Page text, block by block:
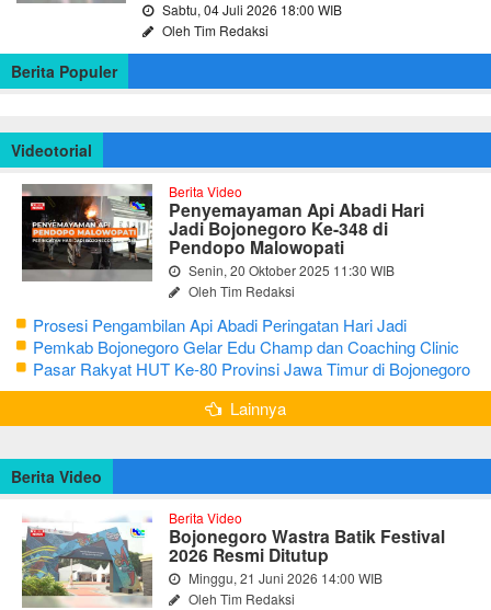
Sabtu, 04 Juli 2026 18:00 WIB
Oleh Tim Redaksi
Berita Populer
Videotorial
Berita Video
Penyemayaman Api Abadi Hari
Jadi Bojonegoro Ke-348 di
Pendopo Malowopati
Senin, 20 Oktober 2025 11:30 WIB
Oleh Tim Redaksi
Prosesi Pengambilan Api Abadi Peringatan Hari Jadi
Bojonegoro Ke-348
Pemkab Bojonegoro Gelar Edu Champ dan Coaching Clinic
Seni Reog dan Jaranan
Pasar Rakyat HUT Ke-80 Provinsi Jawa Timur di Bojonegoro
Lainnya
Berita Video
Berita Video
Bojonegoro Wastra Batik Festival
2026 Resmi Ditutup
Minggu, 21 Juni 2026 14:00 WIB
Oleh Tim Redaksi